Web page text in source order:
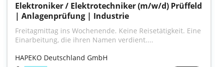
Elektroniker / Elektrotechniker (m/w/d) Prüffeld
| Anlagenprüfung | Industrie
Freitagmittag ins Wochenende. Keine Reisetätigkeit. Eine
Einarbeitung, die ihren Namen verdient....
HAPEKO Deutschland GmbH